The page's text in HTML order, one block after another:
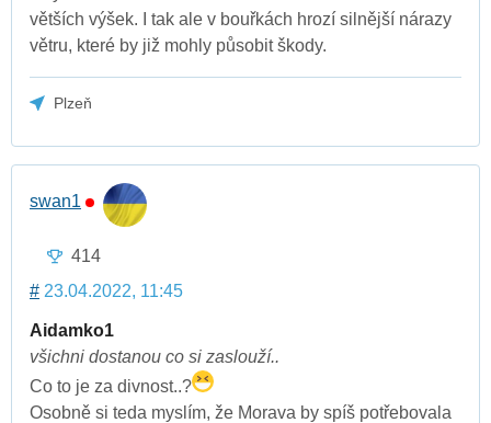
větších výšek. I tak ale v bouřkách hrozí silnější nárazy
větru, které by již mohly působit škody.
Plzeň
swan1
414
# 23.04.2022, 11:45
Aidamko1
všichni dostanou co si zaslouží..
Co to je za divnost..?
Osobně si teda myslím, že Morava by spíš potřebovala